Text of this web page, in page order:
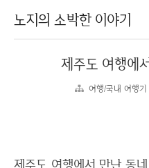
노지의 소박한 이야기
제주도 여행에
여행/국내 여행기
제주도 여행에서 만난 동